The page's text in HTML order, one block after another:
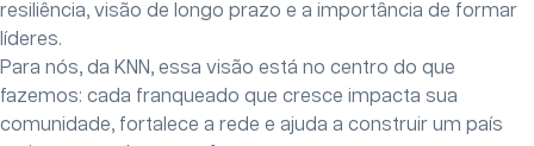
resiliência, visão de longo prazo e a importância de formar
líderes.
Para nós, da KNN, essa visão está no centro do que
fazemos: cada franqueado que cresce impacta sua
comunidade, fortalece a rede e ajuda a construir um país